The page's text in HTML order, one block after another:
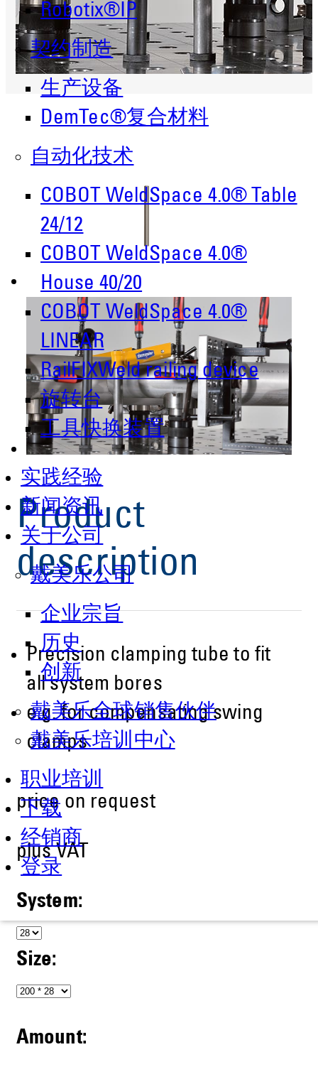
Robotix®IP
契约制造
生产设备
DemTec®复合材料
自动化技术
COBOT WeldSpace 4.0® Table
24/12
COBOT WeldSpace 4.0®
House 40/20
COBOT WeldSpace 4.0®
LINEAR
RailFIXWeld railing device
旋转台
工具快换装置
实践经验
新闻资讯
关于公司
戴美乐公司
企业宗旨
历史
创新
戴美乐全球销售伙伴
戴美乐培训中心
职业培训
下载
经销商
登录
Product
description
Precision clamping tube to fit
all system bores
e.g. for compensating swing
clamps
price on request
plus VAT
System:
Size:
Amount: